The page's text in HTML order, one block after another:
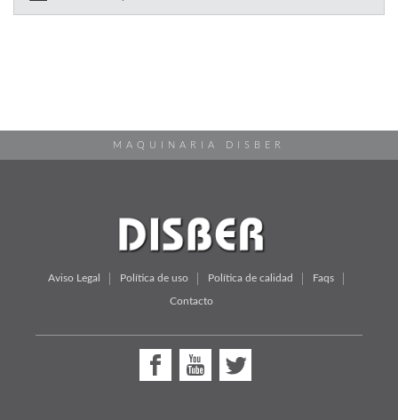
MAQUINARIA DISBER
Aviso Legal Política de uso Política de calidad Faqs
Contacto